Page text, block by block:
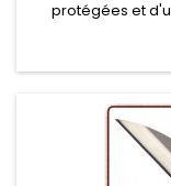
protégées et